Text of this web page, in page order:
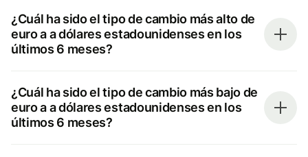
¿Cuál ha sido el tipo de cambio más alto de
euro a a dólares estadounidenses en los
últimos 6 meses?
¿Cuál ha sido el tipo de cambio más bajo de
euro a a dólares estadounidenses en los
últimos 6 meses?